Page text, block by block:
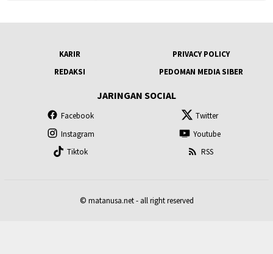
KARIR
PRIVACY POLICY
REDAKSI
PEDOMAN MEDIA SIBER
JARINGAN SOCIAL
Facebook
Twitter
Instagram
Youtube
Tiktok
RSS
© matanusa.net - all right reserved